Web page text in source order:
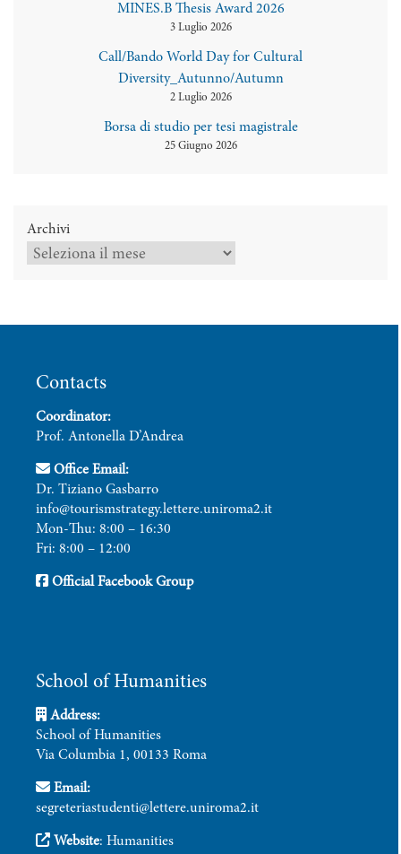
MINES.B Thesis Award 2026
3 Luglio 2026
Call/Bando World Day for Cultural
Diversity_Autunno/Autumn
2 Luglio 2026
Borsa di studio per tesi magistrale
25 Giugno 2026
Archivi
Contacts
Coordinator:
Prof. Antonella D’Andrea
Office Email:
Dr. Tiziano Gasbarro
info@tourismstrategy.lettere.uniroma2.it
Mon-Thu: 8:00 – 16:30
Fri: 8:00 – 12:00
Official Facebook Group
School of Humanities
Address:
School of Humanities
Via Columbia 1, 00133 Roma
Email:
segreteriastudenti@lettere.uniroma2.it
Website: Humanities